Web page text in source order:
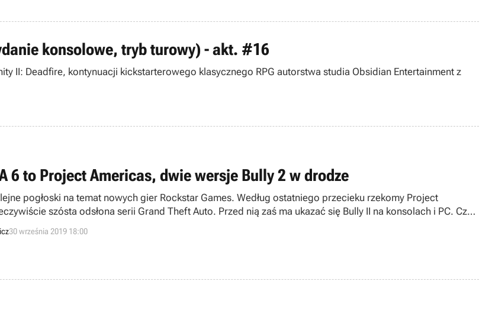
konsolowe, tryb turowy) - akt. #16
II: Deadfire, kontynuacji kickstarterowego klasycznego RPG autorstwa studia Obsidian Entertainment z
6 to Project Americas, dwie wersje Bully 2 w drodze
pogłoski na temat nowych gier Rockstar Games. Według ostatniego przecieku rzekomy Project
szósta odsłona serii Grand Theft Auto. Przed nią zaś ma ukazać się Bully II na konsolach i PC. Czy
radosnej twórczości Internetu, czy też jest coś na rzeczy?
30 września 2019 18:00